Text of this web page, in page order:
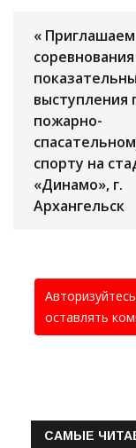
«
выступления
пожарно-
спорту на
«Динамо», г.
Архангельск
оставлять
САМЫЕ